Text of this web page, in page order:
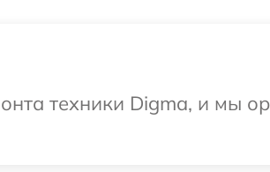
техники Digma, и мы